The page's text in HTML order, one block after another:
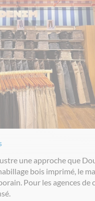
une approche que
bois imprimé, le
Pour les agences